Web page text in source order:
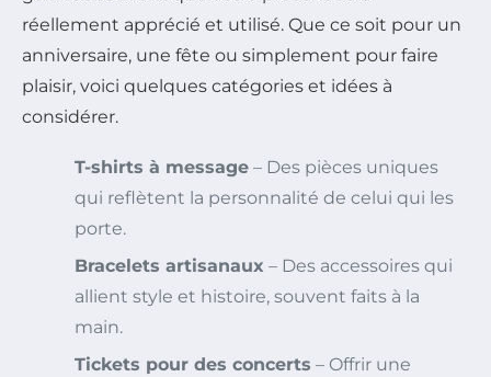
réellement apprécié et utilisé. Que ce soit pour un
anniversaire, une fête ou simplement pour faire
plaisir, voici quelques catégories et idées à
considérer.
T-shirts à message – Des pièces uniques
qui reflètent la personnalité de celui qui les
porte.
Bracelets artisanaux – Des accessoires qui
allient style et histoire, souvent faits à la
main.
Tickets pour des concerts – Offrir une